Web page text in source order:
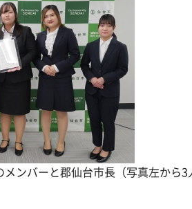
ンバーと郡仙台市長（写真左から3